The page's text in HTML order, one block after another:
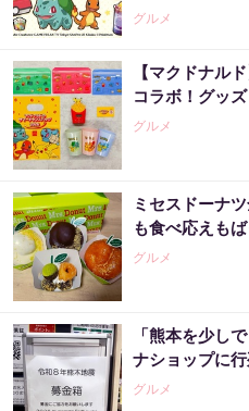
日スタート》
グルメ
【マクドナル
コラボ！グッ
グルメ
ミセスドーナ
も食べ応えも
グルメ
「熊本を少し
ナショップに
グルメ